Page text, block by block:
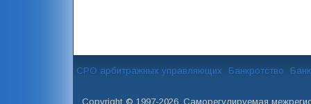
СРО арбитражных управляющих Банкротство
Copyright © 1997-2026, Саморегулируемая